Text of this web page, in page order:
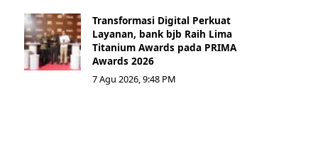
Transformasi Digital Perkuat
Layanan, bank bjb Raih Lima
Titanium Awards pada PRIMA
Awards 2026
7 Agu 2026, 9:48 PM